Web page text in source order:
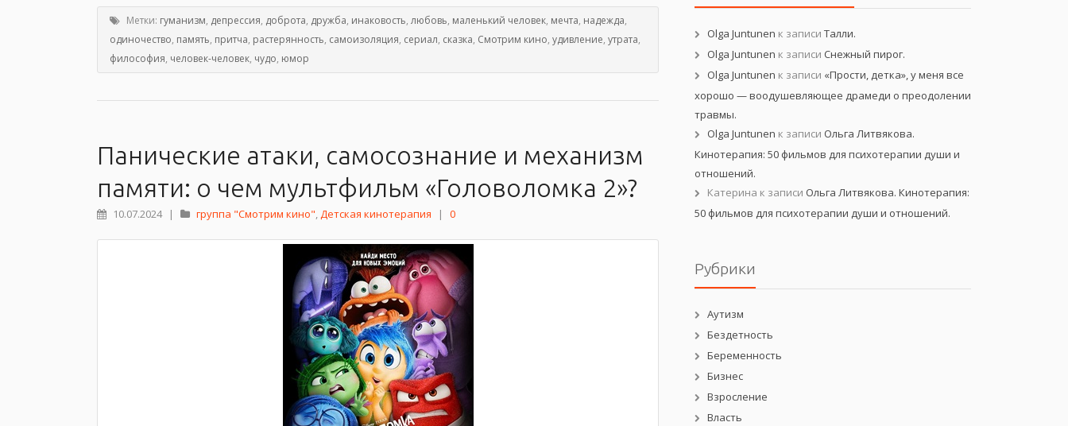
Метки: гуманизм, депрессия, доброта, дружба, инаковость, любовь, маленький человек, мечта, надежда,
одиночество, память, притча, растерянность, самоизоляция, сериал, сказка, Смотрим кино, удивление, утрата,
философия, человек-человек, чудо, юмор
Панические атаки, самосознание и механизм
памяти: о чем мультфильм «Головоломка 2»?
10.07.2024 | группа "Смотрим кино",Детская кинотерапия | 0
Olga Juntunen к записи Талли.
Olga Juntunen к записи Снежный пирог.
Olga Juntunen к записи «Прости, детка», у меня все
хорошо — воодушевляющее драмеди о преодолении
травмы.
Olga Juntunen к записи Ольга Литвякова.
Кинотерапия: 50 фильмов для психотерапии души и
отношений.
Катерина к записи Ольга Литвякова. Кинотерапия:
50 фильмов для психотерапии души и отношений.
Рубрики
Аутизм
Бездетность
Беременность
Бизнес
Взросление
Власть